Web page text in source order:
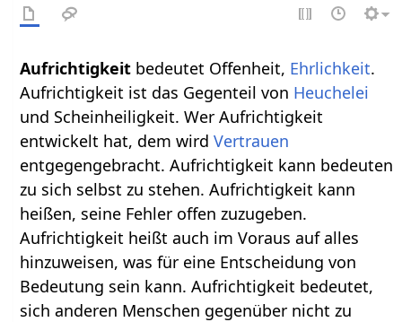
Aufrichtigkeit bedeutet Offenheit, Ehrlichkeit.
Aufrichtigkeit ist das Gegenteil von Heuchelei
und Scheinheiligkeit. Wer Aufrichtigkeit
entwickelt hat, dem wirdVertrauen
entgegengebracht. Aufrichtigkeit kann bedeuten
zu sich selbst zu stehen. Aufrichtigkeit kann
heißen, seine Fehler offen zuzugeben.
Aufrichtigkeit heißt auch im Voraus auf alles
hinzuweisen, was für eine Entscheidung von
Bedeutung sein kann. Aufrichtigkeit bedeutet,
sich anderen Menschen gegenüber nicht zu